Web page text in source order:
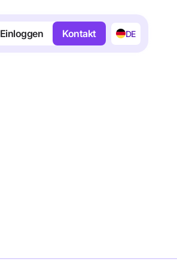
Einloggen Kontakt DE